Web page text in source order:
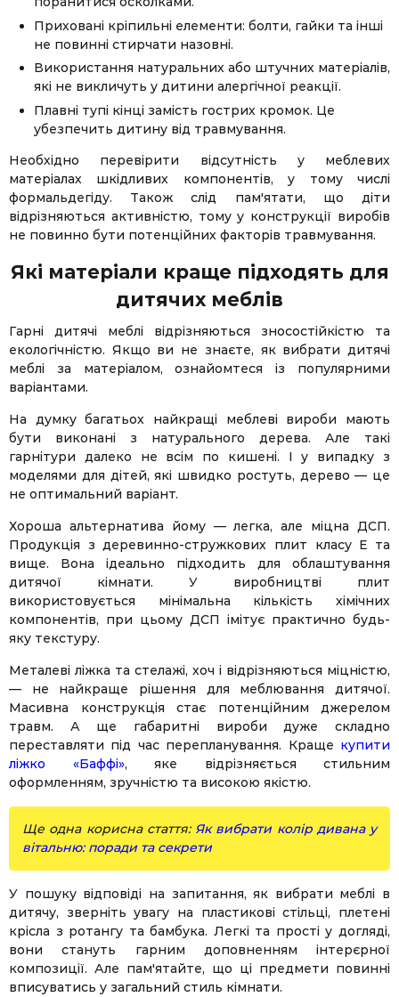
Приховані кріпильні елементи: болти, гайки та інші
не повинні стирчати назовні.
Використання натуральних або штучних матеріалів,
які не викличуть у дитини алергічної реакції.
Плавні тупі кінці замість гострих кромок. Це
убезпечить дитину від травмування.
Необхідно перевірити відсутність у меблевих
матеріалах шкідливих компонентів, у тому числі
формальдегіду. Також слід пам'ятати, що діти
відрізняються активністю, тому у конструкції виробів
не повинно бути потенційних факторів травмування.
Які матеріали краще підходять для
дитячих меблів
Гарні дитячі меблі відрізняються зносостійкістю та
екологічністю. Якщо ви не знаєте, як вибрати дитячі
меблі за матеріалом, ознайомтеся із популярними
варіантами.
На думку багатьох найкращі меблеві вироби мають
бути виконані з натурального дерева. Але такі
гарнітури далеко не всім по кишені. І у випадку з
моделями для дітей, які швидко ростуть, дерево — це
не оптимальний варіант.
Хороша альтернатива йому — легка, але міцна ДСП.
Продукція з деревинно-стружкових плит класу Е та
вище. Вона ідеально підходить для облаштування
дитячої кімнати. У виробництві плит
використовується мінімальна кількість хімічних
компонентів, при цьому ДСП імітує практично будь-
яку текстуру.
Металеві ліжка та стелажі, хоч і відрізняються міцністю,
— не найкраще рішення для меблювання дитячої.
Масивна конструкція стає потенційним джерелом
травм. А ще габаритні вироби дуже складно
переставляти під час перепланування. Краще купити
ліжко «Баффі», яке відрізняється стильним
оформленням, зручністю та високою якістю.
Ще одна корисна стаття: Як вибрати колір дивана у
вітальню: поради та секрети
У пошуку відповіді на запитання, як вибрати меблі в
дитячу, зверніть увагу на пластикові стільці, плетені
крісла з ротангу та бамбука. Легкі та прості у догляді,
вони стануть гарним доповненням інтерєрної
композиції. Але пам'ятайте, що ці предмети повинні
вписуватись у загальний стиль кімнати.